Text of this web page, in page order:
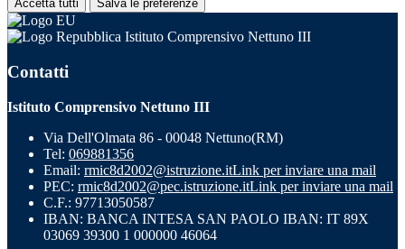
Accetta tutti Salva le preferenze
Istituto Comprensivo Nettuno III
Contatti
Istituto Comprensivo Nettuno III
Via Dell'Olmata 86 - 00048 Nettuno(RM)
Tel: 069881356
Email: rmic8d2002@istruzione.itLink per inviare una mail
PEC: rmic8d2002@pec.istruzione.itLink per inviare una mail
C.F.: 97713050587
IBAN: BANCA INTESA SAN PAOLO IBAN: IT 89X
03069 39300 1 000000 46064